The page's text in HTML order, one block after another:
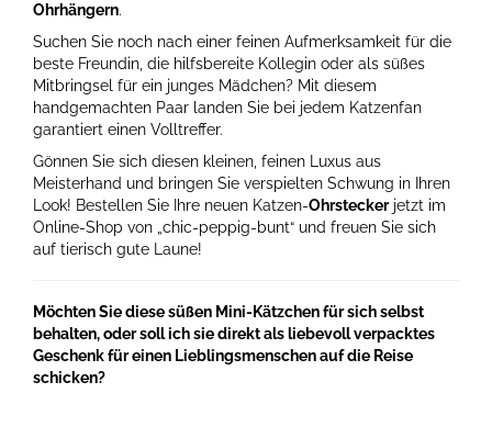
Ohrhängern.
Suchen Sie noch nach einer feinen Aufmerksamkeit für die
beste Freundin, die hilfsbereite Kollegin oder als süßes
Mitbringsel für ein junges Mädchen? Mit diesem
handgemachten Paar landen Sie bei jedem Katzenfan
garantiert einen Volltreffer.
Gönnen Sie sich diesen kleinen, feinen Luxus aus
Meisterhand und bringen Sie verspielten Schwung in Ihren
Look! Bestellen Sie Ihre neuen Katzen-Ohrsteckerjetzt im
Online-Shop von „chic-peppig-bunt“ und freuen Sie sich
auf tierisch gute Laune!
Möchten Sie diese süßen Mini-Kätzchen für sich selbst
behalten, oder soll ich sie direkt als liebevoll verpacktes
Geschenk für einen Lieblingsmenschen auf die Reise
schicken?